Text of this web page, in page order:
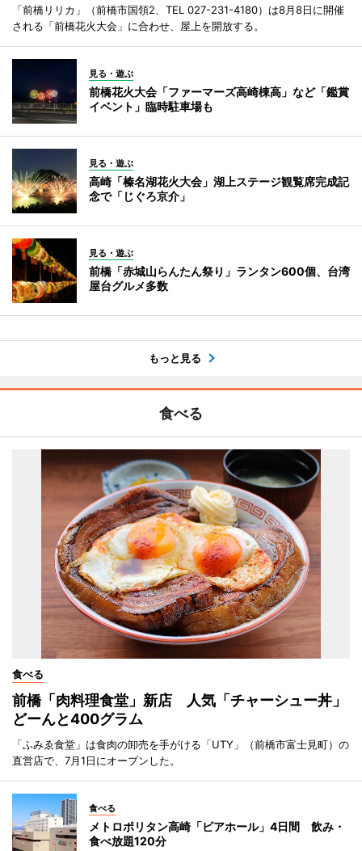
「前橋リリカ」（前橋市国領2、TEL 027-231-4180）は8月8日に開催
される「前橋花火大会」に合わせ、屋上を開放する。
見る・遊ぶ
前橋花火大会「ファーマーズ高崎棟高」など「鑑賞
イベント」臨時駐車場も
見る・遊ぶ
高崎「榛名湖花火大会」湖上ステージ観覧席完成記
念で「じぐろ京介」
見る・遊ぶ
前橋「赤城山らんたん祭り」ランタン600個、台湾
屋台グルメ多数
もっと見る
食べる
食べる
前橋「肉料理食堂」新店 人気「チャーシュー丼」
どーんと400グラム
「ふみゑ食堂」は食肉の卸売を手がける「UTY」（前橋市富士見町）の
直営店で、7月1日にオープンした。
食べる
メトロポリタン高崎「ビアホール」4日間 飲み・
食べ放題120分